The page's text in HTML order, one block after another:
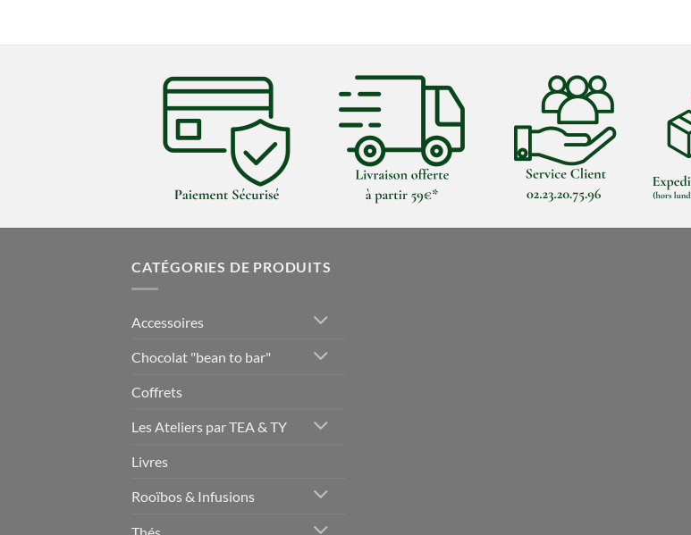
CATÉGORIES DE PRODUITS
Accessoires
Chocolat "bean to bar"
Coffrets
Les Ateliers par TEA & TY
Livres
Rooïbos & Infusions